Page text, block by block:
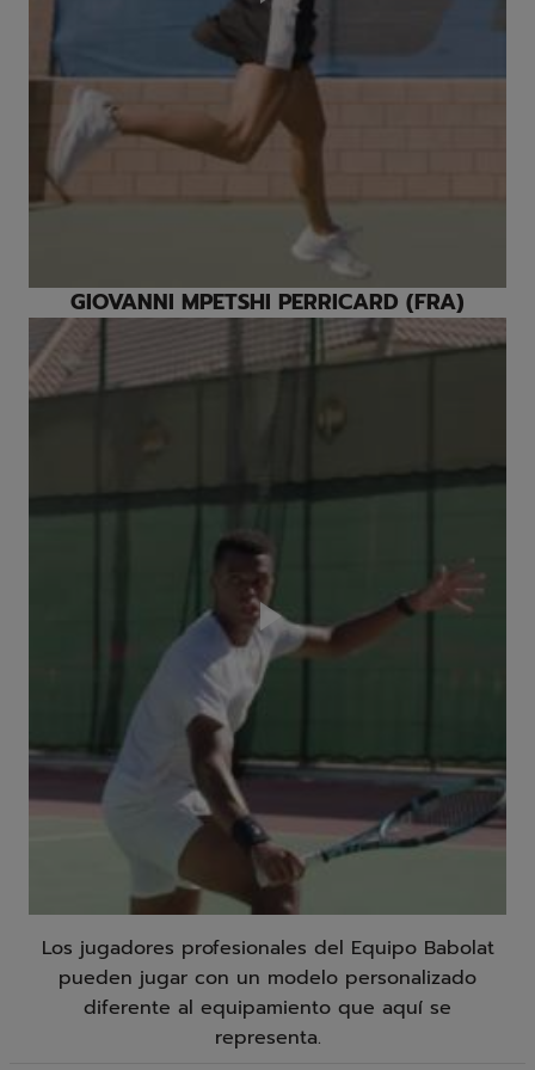
Play
Video
GIOVANNI MPETSHI PERRICARD (FRA)
Video
Los jugadores profesionales del Equipo Babolat
pueden jugar con un modelo personalizado
diferente al equipamiento que aquí se
representa.